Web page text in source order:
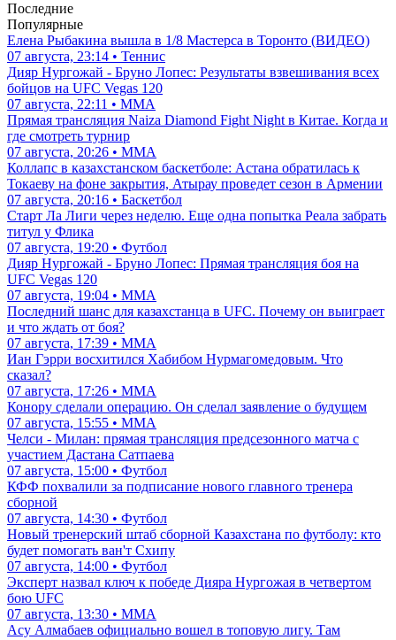
Последние
Популярные
Елена Рыбакина вышла в 1/8 Мастерса в Торонто (ВИДЕО)
07 августа, 23:14 • Теннис
Дияр Нургожай - Бруно Лопес: Результаты взвешивания всех
бойцов на UFC Vegas 120
07 августа, 22:11 • ММА
Прямая трансляция Naiza Diamond Fight Night в Китае. Когда и
где смотреть турнир
07 августа, 20:26 • ММА
Коллапс в казахстанском баскетболе: Астана обратилась к
Токаеву на фоне закрытия, Атырау проведет сезон в Армении
07 августа, 20:16 • Баскетбол
Старт Ла Лиги через неделю. Еще одна попытка Реала забрать
титул у Флика
07 августа, 19:20 • Футбол
Дияр Нургожай - Бруно Лопес: Прямая трансляция боя на
UFC Vegas 120
07 августа, 19:04 • ММА
Последний шанс для казахстанца в UFC. Почему он выиграет
и что ждать от боя?
07 августа, 17:39 • ММА
Иан Гэрри восхитился Хабибом Нурмагомедовым. Что
сказал?
07 августа, 17:26 • ММА
Конору сделали операцию. Он сделал заявление о будущем
07 августа, 15:55 • ММА
Челси - Милан: прямая трансляция предсезонного матча с
участием Дастана Сатпаева
07 августа, 15:00 • Футбол
КФФ похвалили за подписание нового главного тренера
сборной
07 августа, 14:30 • Футбол
Новый тренерский штаб сборной Казахстана по футболу: кто
будет помогать ван'т Схипу
07 августа, 14:00 • Футбол
Эксперт назвал ключ к победе Дияра Нургожая в четвертом
бою UFC
07 августа, 13:30 • ММА
Асу Алмабаев официально вошел в топовую лигу. Там